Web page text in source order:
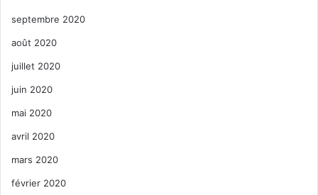
septembre 2020
août 2020
juillet 2020
juin 2020
mai 2020
avril 2020
mars 2020
février 2020